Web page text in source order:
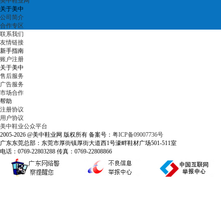
关于美中
公司简介
合作专区
联系我们
友情链接
新手指南
账户注册
关于美中
售后服务
广告服务
市场合作
帮助
注册协议
用户协议
美中鞋业公众平台
2005-2026 @美中鞋业网 版权所有 备案号： 粤ICP备09007736号
广东东莞总部：东莞市厚街镇厚街大道西1号濠畔鞋材广场501-511室
电话：0769-22803288 传真：0769-22808866